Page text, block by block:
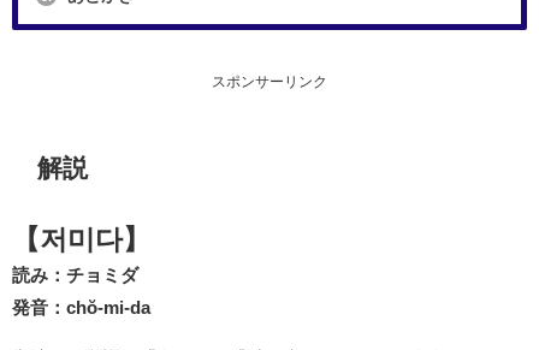
スポンサーリンク
解説
【저미다】
読み：チョミダ
発音：chŏ-mi-da